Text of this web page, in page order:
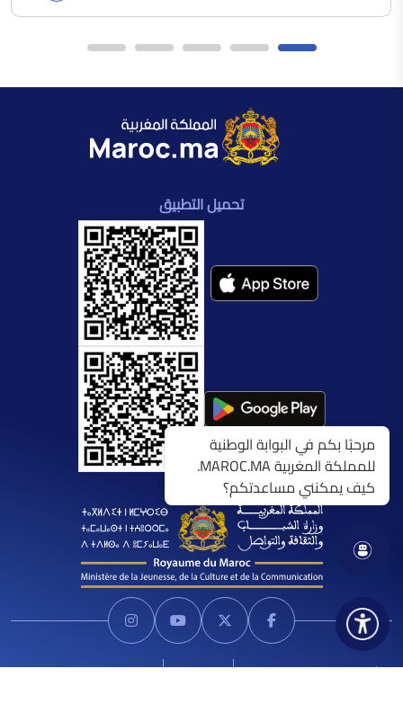
تحميل التطبيق
الشروط العامة للاستخدام اتصل بنا
مرحبًا بكم في البوابة الوطنية
للمملكة المغربية MAROC.MA.
كيف يمكنني مساعدتكم؟